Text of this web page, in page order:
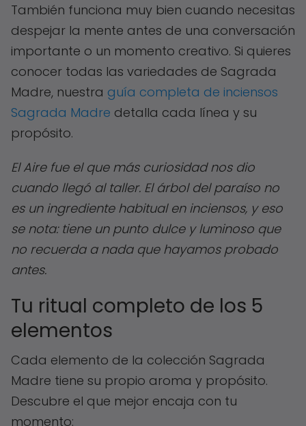
También funciona muy bien cuando necesitas
despejar la mente antes de una conversación
importante o un momento creativo. Si quieres
conocer todas las variedades de Sagrada
Madre, nuestra guía completa de inciensos
Sagrada Madre detalla cada línea y su
propósito.
El Aire fue el que más curiosidad nos dio
cuando llegó al taller. El árbol del paraíso no
es un ingrediente habitual en inciensos, y eso
se nota: tiene un punto dulce y luminoso que
no recuerda a nada que hayamos probado
antes.
Tu ritual completo de los 5
elementos
Cada elemento de la colección Sagrada
Madre tiene su propio aroma y propósito.
Descubre el que mejor encaja con tu
momento: